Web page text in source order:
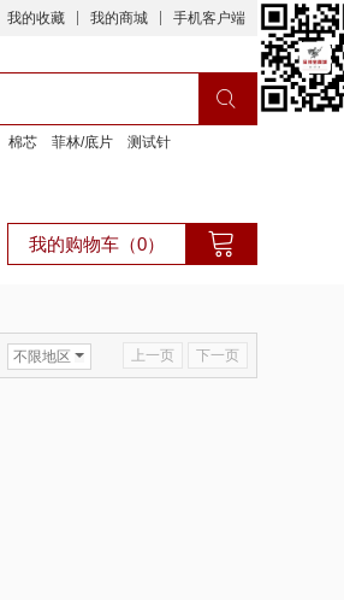
我的收藏 我的商城 手机客户端
棉芯 菲林/底片 测试针
我的购物车（0）
上一页 下一页
不限地区